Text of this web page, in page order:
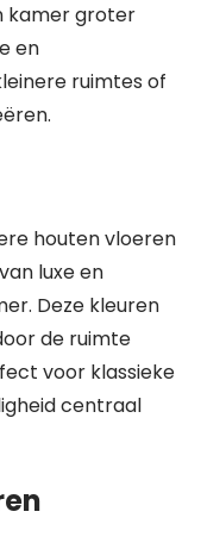
kamer groter
en
ruimtes of
houten vloeren
luxe en
Deze kleuren
de ruimte
voor klassieke
centraal